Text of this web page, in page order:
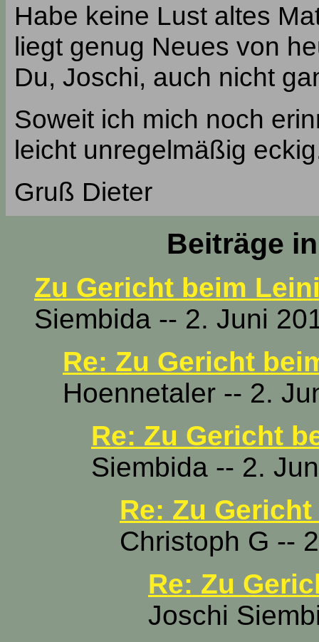
Habe keine Lust altes
liegt genug Neues von
Du, Joschi, auch nicht
Soweit ich mich noch
leicht unregelmäßig
Gruß Dieter
Beiträge
Zu Gericht beim
Siembida -- 2. Juni
Re: Zu Gericht
Hoennetaler -- 2.
Re: Zu Gericht
Siembida -- 2.
Re: Zu
Christoph G --
Re: Zu
Joschi